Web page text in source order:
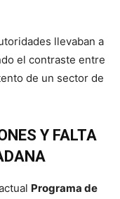
llevaban a
el contraste entre
de un sector de
Y FALTA
Programa de